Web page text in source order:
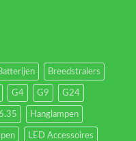
Breedstralers
G4 G9 G24
Hanglampen
LED Accessoires